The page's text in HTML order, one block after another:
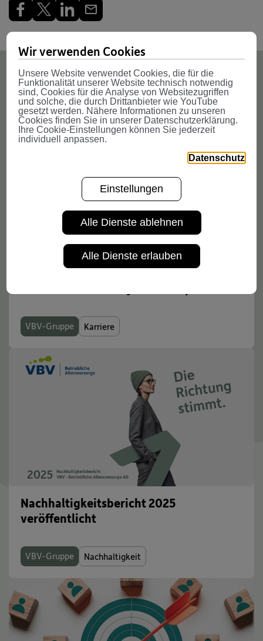
Weitere News
VBV-Gruppe Karriere
Nachhaltigkeitsbericht 2025
veröffentlicht
VBV-Gruppe Nachhaltigkeit
Wir verwenden Cookies
Unsere Website verwendet Cookies, die für die
Funktionalität unserer Website technisch notwendig
sind, Cookies für die Analyse von Websitezugriffen
und solche, die durch Drittanbieter wie YouTube
gesetzt werden. Nähere Informationen zu unseren
Cookies finden Sie in unserer Datenschutzerklärung.
Ihre Cookie-Einstellungen können Sie jederzeit
individuell anpassen.
Datenschutz
Einstellungen
Alle Dienste ablehnen
Alle Dienste erlauben